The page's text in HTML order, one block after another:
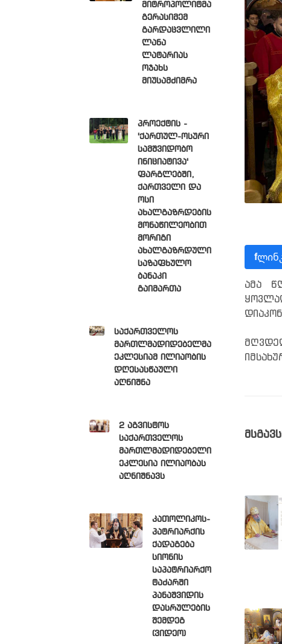
f
ამა
მიტროპოლიტმა
გერასიმემ
გარდაცვლილი
ლანა
ლატარიას
ოჯახს
მიუსამძიმრა
პროექტის -
'ქართულ-ოსური
სამშვიდობო
ინიციატივა'
ფარგლებში,
ქართველი და
ოსი
ახალგაზრდების
მონაწილეობით
მორიგი
ახალგაზრდული
საზაფხულო
ბანაკი
გაიმართა
საქართველოს
მართლმადიდებელმა
ეკლესიამ ილიაობის
დღესასწაული
აღნიშნა
2 აგვისტოს
საქართველოს
მართლმადიდებელი
ეკლესია ილიაობას
აღნიშნავს
კათოლიკოს-
პატრიარქის
ქადაგება
სიონის
საპატრიარქო
ტაძარში
პანაშვიდის
დასრულების
შემდეგ
(ვიდეო)